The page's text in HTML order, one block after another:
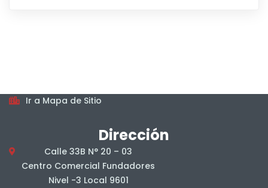
Ir a Mapa de Sitio
Dirección
Calle 33B N° 20 – 03
Centro Comercial Fundadores
Nivel -3 Local 9601